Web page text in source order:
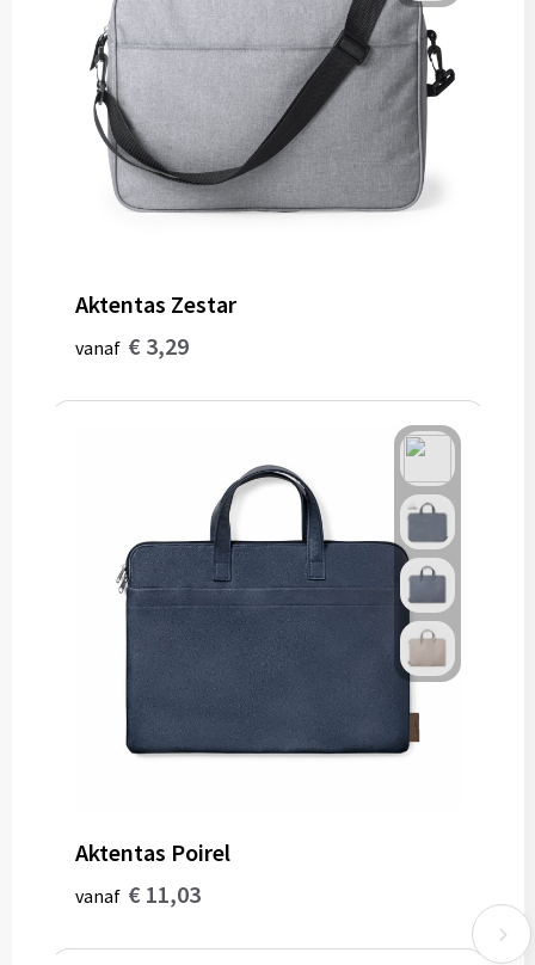
Aktentas Zestar
vanaf € 3,29
Aktentas Poirel
vanaf € 11,03